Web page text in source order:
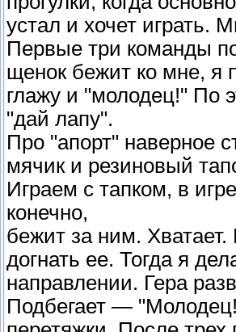
устал и хочет играть.
Первые три команды
щенок бежит ко мне, я
глажу и "молодец!" По
"дай лапу".
Про "апорт" наверное
мячик и резиновый
Играем с тапком, в
конечно,
бежит за ним.
догнать ее. Тогда я
направлении. Гера
Подбегает —